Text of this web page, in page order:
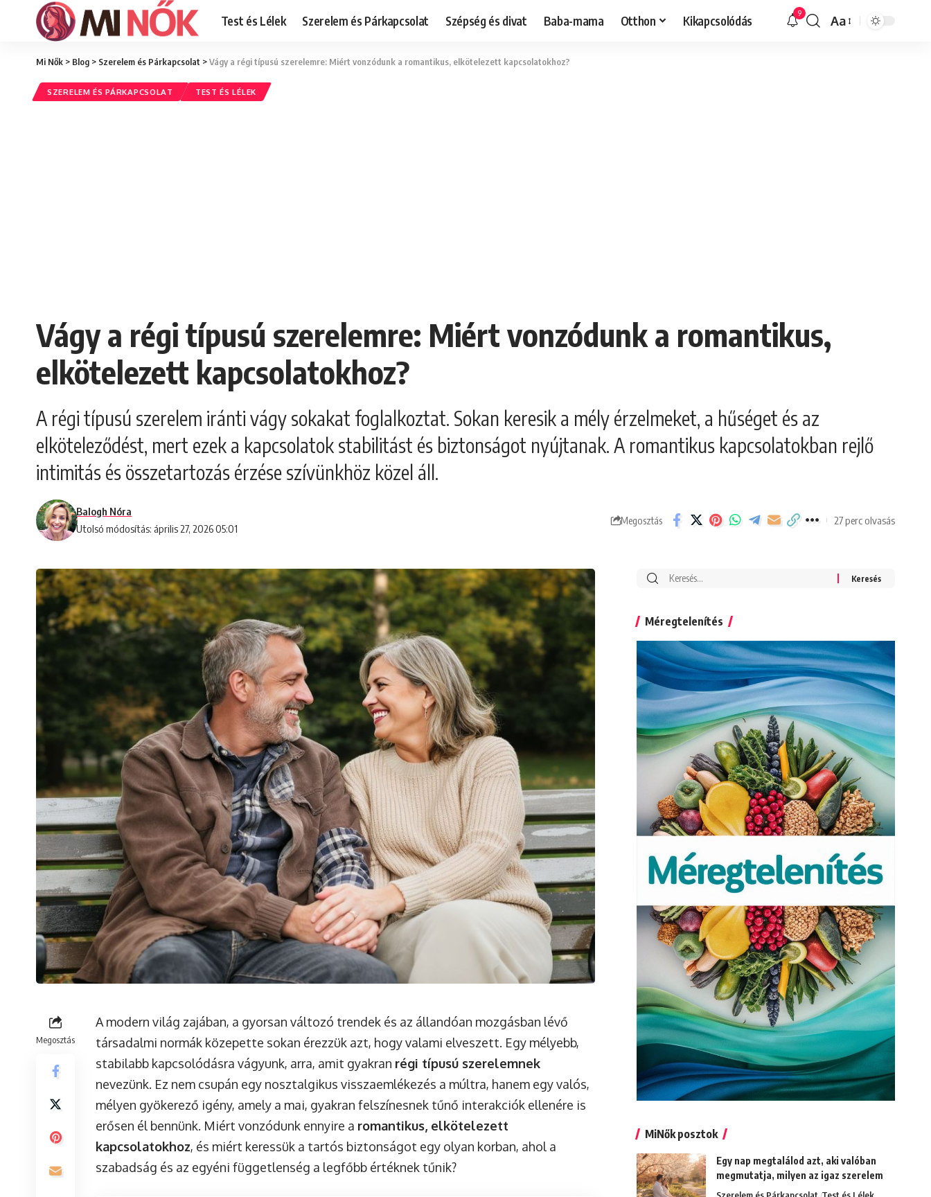
Test és Lélek Szerelem és Párkapcsolat Szépség és divat Baba-mama Otthon Kikapcsolódás 9
Font
Aa
Mi Nők > Blog > Szerelem és Párkapcsolat >Vágy a régi típusú szerelemre: Miért vonzódunk a romantikus, elkötelezett kapcsolatokhoz?
SZERELEM ÉS PÁRKAPCSOLAT TEST ÉS LÉLEK
Vágy a régi típusú szerelemre: Miért vonzódunk a romantikus,
elkötelezett kapcsolatokhoz?
A régi típusú szerelem iránti vágy sokakat foglalkoztat. Sokan keresik a mély érzelmeket, a hűséget és az
elköteleződést, mert ezek a kapcsolatok stabilitást és biztonságot nyújtanak. A romantikus kapcsolatokban rejlő
intimitás és összetartozás érzése szívünkhöz közel áll.
Utolsó módosítás: április 27, 2026 05:01
Balogh Nóra
Megosztás 27 perc olvasás
Megosztás
A modern világ zajában, a gyorsan változó trendek és az állandóan mozgásban lévő
társadalmi normák közepette sokan érezzük azt, hogy valami elveszett. Egy mélyebb,
stabilabb kapcsolódásra vágyunk, arra, amit gyakran régi típusú szerelemnek
nevezünk. Ez nem csupán egy nosztalgikus visszaemlékezés a múltra, hanem egy valós,
mélyen gyökerező igény, amely a mai, gyakran felszínesnek tűnő interakciók ellenére is
erősen él bennünk. Miért vonzódunk ennyire a romantikus, elkötelezett
kapcsolatokhoz, és miért keressük a tartós biztonságot egy olyan korban, ahol a
szabadság és az egyéni függetlenség a legfőbb értéknek tűnik?
Search
Méregtelenítés
MiNők posztok
Egy nap megtalálod azt, aki valóban
megmutatja, milyen az igaz szerelem
Szerelem és Párkapcsolat Test és Lélek